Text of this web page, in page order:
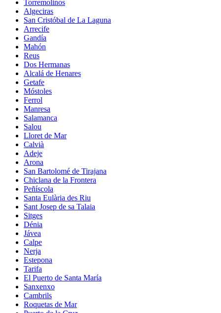
Torremolinos
Algeciras
San Cristóbal de La Laguna
Arrecife
Gandía
Mahón
Reus
Dos Hermanas
Alcalá de Henares
Getafe
Móstoles
Ferrol
Manresa
Salamanca
Salou
Lloret de Mar
Calvià
Adeje
Arona
San Bartolomé de Tirajana
Chiclana de la Frontera
Peñíscola
Santa Eulària des Riu
Sant Josep de sa Talaia
Sitges
Dénia
Jávea
Calpe
Nerja
Estepona
Tarifa
El Puerto de Santa María
Sanxenxo
Cambrils
Roquetas de Mar